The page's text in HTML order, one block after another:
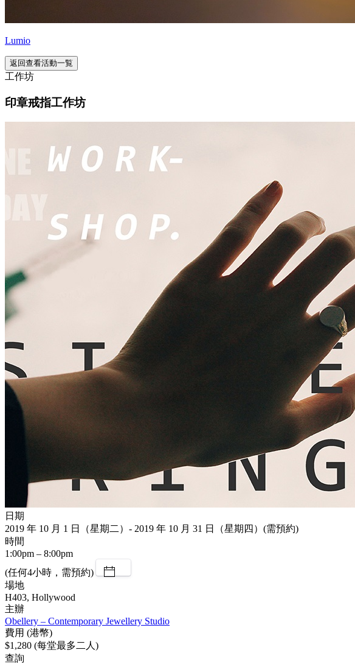
Lumio
返回查看活動一覧
工作坊
印章戒指工作坊
日期
2019 年 10 月 1 日（星期二）- 2019 年 10 月 31 日（星期四）(需預約)
時間
1:00pm – 8:00pm
(任何4小時，需預約)
場地
H403, Hollywood
主辦
Obellery – Contemporary Jewellery Studio
費用 (港幣)
$1,280 (每堂最多二人)
查詢